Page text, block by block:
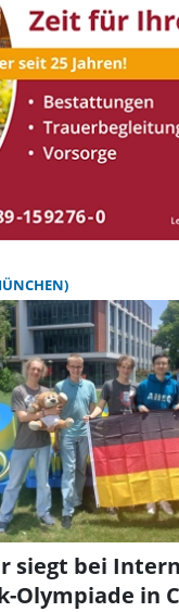
siegt bei
Olympiade in